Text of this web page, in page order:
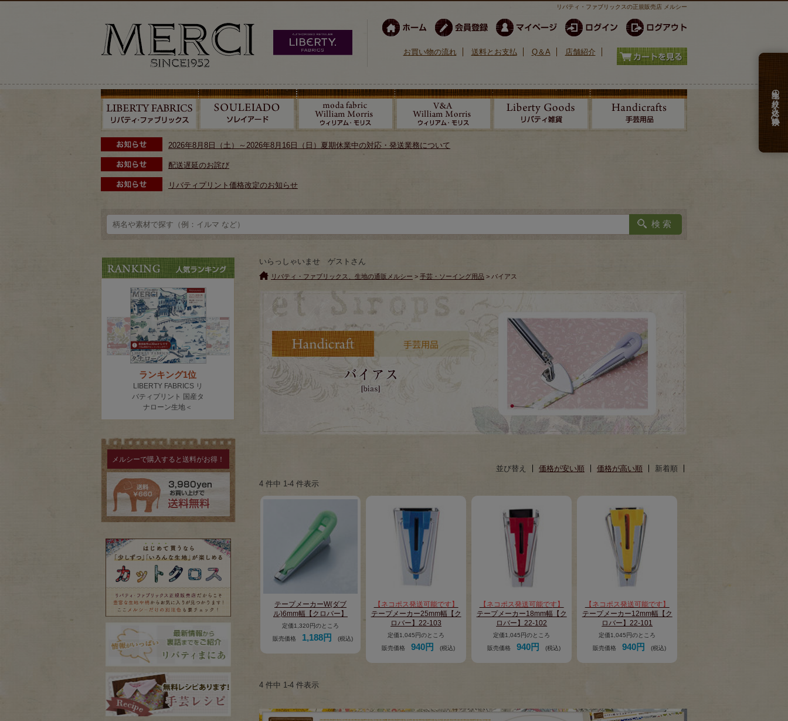
リバティ・ファブリックスの正規販売店 メルシー
お買い物の流れ 送料とお支払 Q＆A 店舗紹介
2026年8月8日（土）～2026年8月16日（日）夏期休業中の対応・発送業務について
配送遅延のお詫び
リバティプリント価格改定のお知らせ
生地の絞り込み検索
メルシーで購入すると送料がお得！
いらっしゃいませ ゲストさん
リバティ・ファブリックス、生地の通販メルシー > 手芸・ソーイング用品 > バイアス
並び替え 価格が安い順 価格が高い順
新着順
4 件中 1-4 件表示
テープメーカーW(ダブ
ル)6mm幅【クロバー】
定価1,320円のところ
販売価格
1,188円 (税込)
【ネコポス発送可能です】
テープメーカー25mm幅【ク
ロバー】22-103
定価1,045円のところ
販売価格
940円 (税込)
【ネコポス発送可能です】
テープメーカー18mm幅【ク
ロバー】22-102
定価1,045円のところ
販売価格
940円 (税込)
【ネコポス発送可能です】
テープメーカー12mm幅【ク
ロバー】22-101
定価1,045円のところ
販売価格
940円 (税込)
4 件中 1-4 件表示